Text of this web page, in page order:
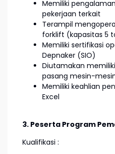
Memiliki
pekerjaan terkait
Terampil
forklift (kapasitas 5
Memiliki sertifikasi
Depnaker (SIO)
Diutamakan
pasang mesin-
Memiliki keahlian
Excel
3. Peserta Program
Kualifikasi :